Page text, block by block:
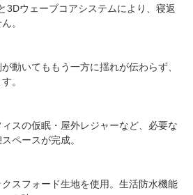
3Dウェーブコアシステムにより、寝返
。
動いてももう一方に揺れが伝わらず、
。
スの仮眠・屋外レジャーなど、必要な
ペースが完成。
スフォード生地を使用。生活防水機能